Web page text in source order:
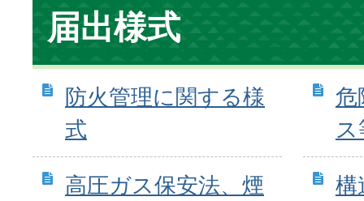
位
置
届出様式
防火管理に関する様
式
危
高圧ガス保安法、煙
構